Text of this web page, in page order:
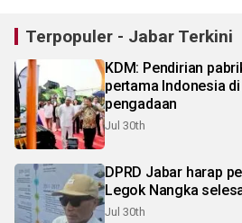
Terpopuler - Jabar Terkini
KDM: Pendirian
pertama Indonesia
pengadaan
Jul 30th
DPRD Jabar harap
Legok Nangka
Jul 30th